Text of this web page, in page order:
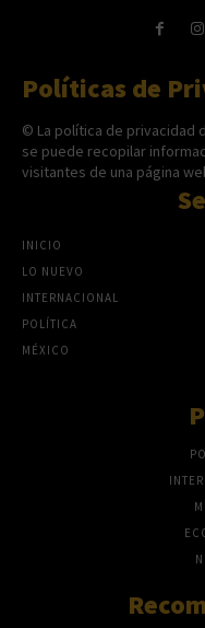
Políticas de
© La política de privacidad
se puede recopilar
visitantes de una página
INICIO
LO NUEVO
INTERNACIONAL
POLÍTICA
MÉXICO